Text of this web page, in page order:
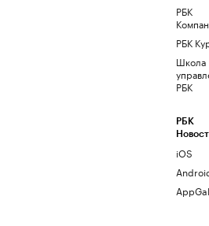
РБК
РБК
Школа
РБК
РБК
iOS